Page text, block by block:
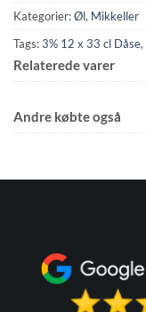
Kategorier:Øl, Mikkeller
Tags:3% 12 x 33 cl Dåse,
Relaterede varer
Andre købte også